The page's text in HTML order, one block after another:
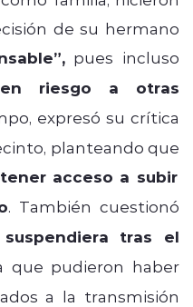
de su hermano
pues incluso
riesgo a otras
expresó su crítica
planteando que
acceso a subir
. También cuestionó
tras el
que pudieron haber
a la transmisión